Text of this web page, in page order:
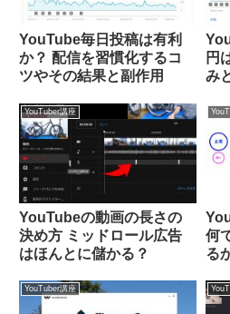
YouTube毎日投稿は有利
か？ 配信を習慣化するコ
ツやその結果と副作用
円
み
YouTuber講座
YouTubeの動画の長さの
決め方 ミッドロール広告
はほんとに儲かる？
何
る
YouTuber講座